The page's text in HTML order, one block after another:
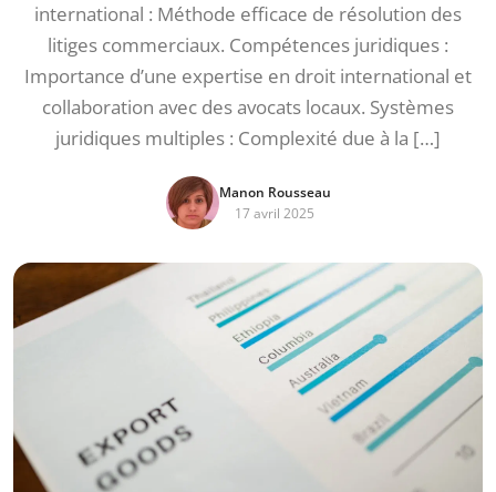
international : Méthode efficace de résolution des
litiges commerciaux. Compétences juridiques :
Importance d’une expertise en droit international et
collaboration avec des avocats locaux. Systèmes
juridiques multiples : Complexité due à la […]
Manon Rousseau
17 avril 2025